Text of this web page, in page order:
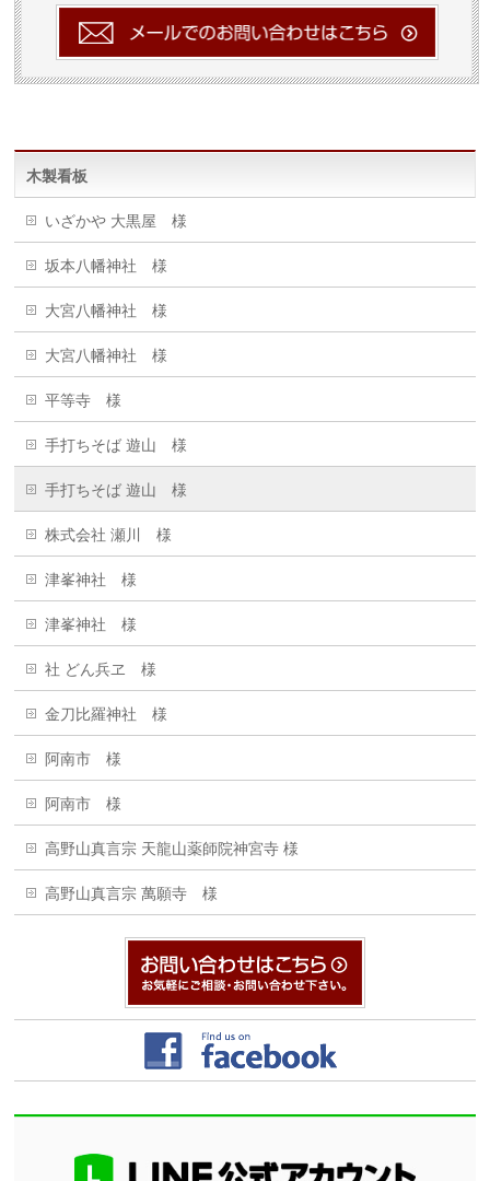
木製看板
いざかや 大黒屋 様
坂本八幡神社 様
大宮八幡神社 様
大宮八幡神社 様
平等寺 様
手打ちそば 遊山 様
手打ちそば 遊山 様
株式会社 瀬川 様
津峯神社 様
津峯神社 様
社 どん兵ヱ 様
金刀比羅神社 様
阿南市 様
阿南市 様
高野山真言宗 天龍山薬師院神宮寺 様
高野山真言宗 萬願寺 様